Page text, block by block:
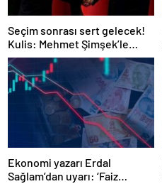
Seçim sonrası sert gelecek!
Kulis: Mehmet Şimşek’le
Erdoğan’ın ‘yoksulları
öldürdün’ tartışması
Ekonomi yazarı Erdal
Sağlam’dan uyarı: ‘Faiz